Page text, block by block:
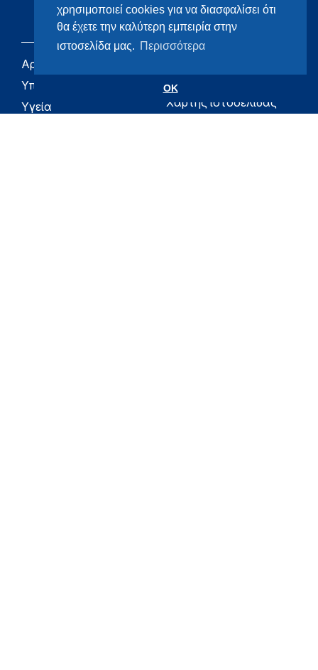
χρησιμοποιεί cookies για να διασφαλίσει ότι
θα έχετε την καλύτερη εμπειρία στην
ιστοσελίδα μας. Περισσότερα
OK
Αρχική
Υπουργείο
Υγεία
Υγεία
Χάρτης ιστοσελίδας